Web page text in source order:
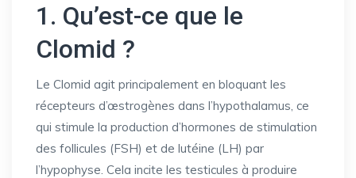
1. Qu’est-ce que le
Clomid ?
Le Clomid agit principalement en bloquant les
récepteurs d’œstrogènes dans l’hypothalamus, ce
qui stimule la production d’hormones de stimulation
des follicules (FSH) et de lutéine (LH) par
l’hypophyse. Cela incite les testicules à produire